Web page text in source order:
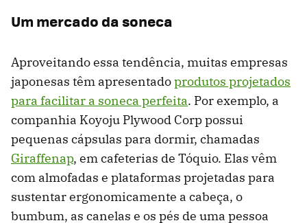
Um mercado da soneca
Aproveitando essa tendência, muitas empresas
japonesas têm apresentadoprodutos projetados
para facilitar a soneca perfeita. Por exemplo, a
companhia Koyoju Plywood Corp possui
pequenas cápsulas para dormir, chamadas
Giraffenap, em cafeterias de Tóquio. Elas vêm
com almofadas e plataformas projetadas para
sustentar ergonomicamente a cabeça, o
bumbum, as canelas e os pés de uma pessoa